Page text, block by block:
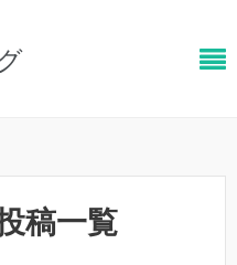
稿一覧